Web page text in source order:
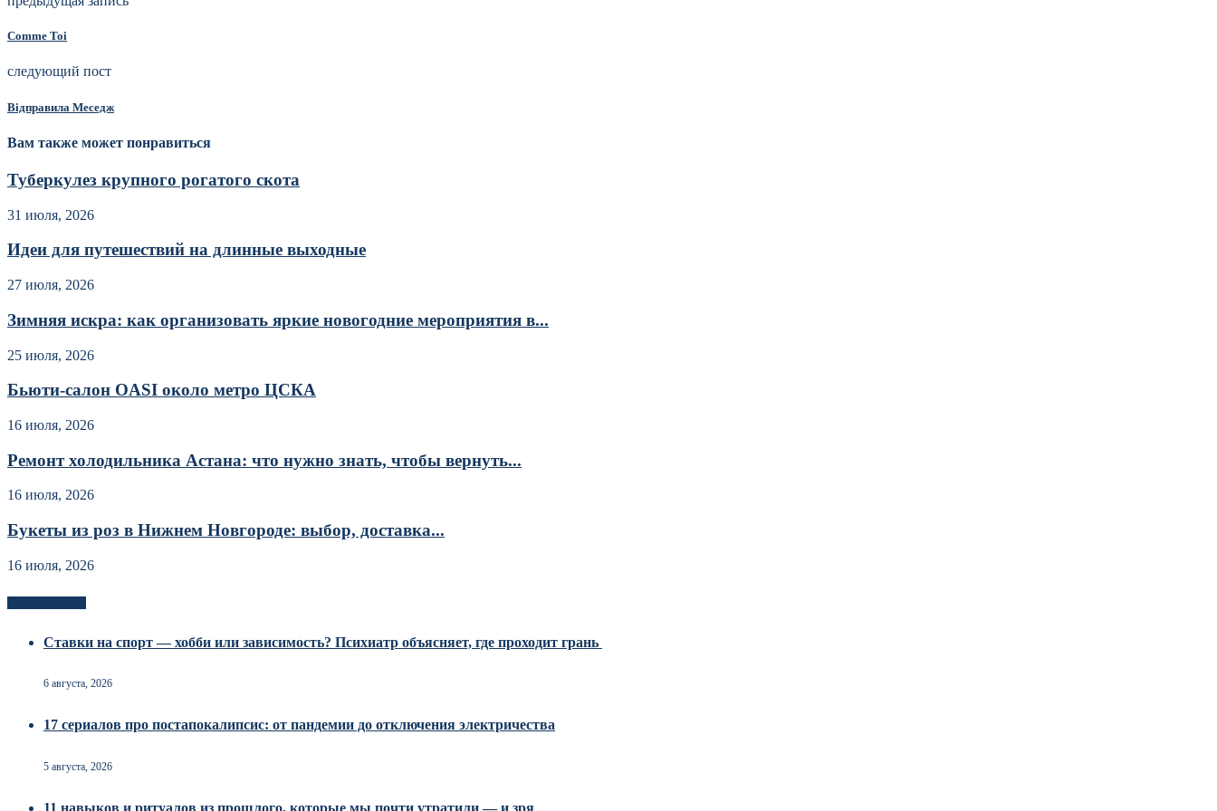
Cоmme Toi
следующий пост
Вiдправила Меседж
Вам также может понравиться
Туберкулез крупного рогатого скота
31 июля, 2026
Идеи для путешествий на длинные выходные
27 июля, 2026
Зимняя искра: как организовать яркие новогодние мероприятия в...
25 июля, 2026
Бьюти-салон OASI около метро ЦСКА
16 июля, 2026
Ремонт холодильника Астана: что нужно знать, чтобы вернуть...
16 июля, 2026
Букеты из роз в Нижнем Новгороде: выбор, доставка...
16 июля, 2026
Ставки на спорт — хобби или зависимость? Психиатр объясняет, где проходит грань
6 августа, 2026
17 сериалов про постапокалипсис: от пандемии до отключения электричества
5 августа, 2026
11 навыков и ритуалов из прошлого, которые мы почти утратили — и зря